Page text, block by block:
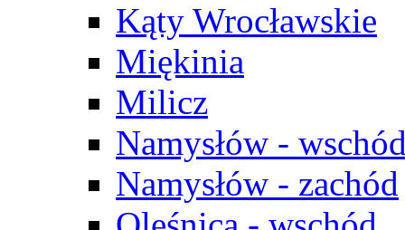
Kąty Wrocławskie
Miękinia
Milicz
Namysłów -
Namysłów - zachód